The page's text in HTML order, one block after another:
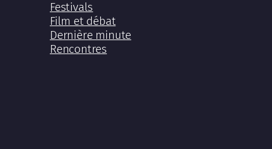
Festivals
Film et débat
Dernière minute
Rencontres